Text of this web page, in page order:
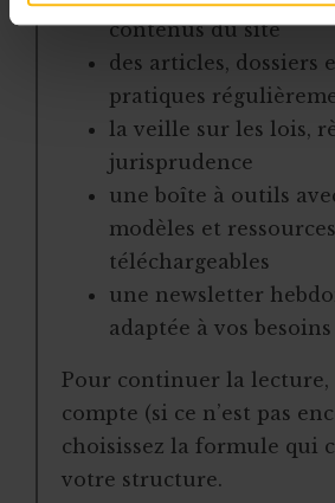
contenus du site
des articles, dossiers
pratiques
la veille sur les lois,
jurisprudence
une boîte à outils
modèles et ressources
téléchargeables
une newsletter
adaptée à vos besoins
Pour continuer la lecture,
compte (si ce n’est pas
choisissez la formule qui
votre structure.